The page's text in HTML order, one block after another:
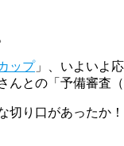
ップ」、いよいよ
との「予備審査
り口があったか